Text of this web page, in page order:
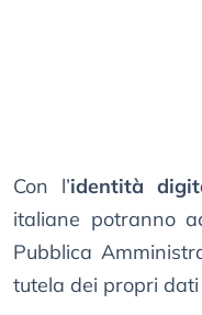
Con l’identità
italiane potranno
Pubblica
tutela dei propri